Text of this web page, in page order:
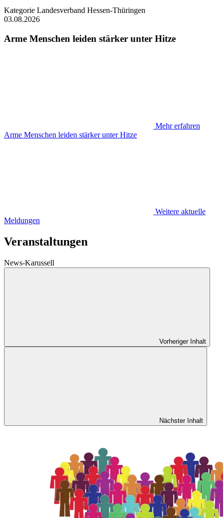
Kategorie Landesverband Hessen-Thüringen
03.08.2026
Arme Menschen leiden stärker unter Hitze
Mehr erfahren
Arme Menschen leiden stärker unter Hitze
Weitere aktuelle
Meldungen
Veranstaltungen
News-Karussell
Vorheriger Inhalt
Nächster Inhalt